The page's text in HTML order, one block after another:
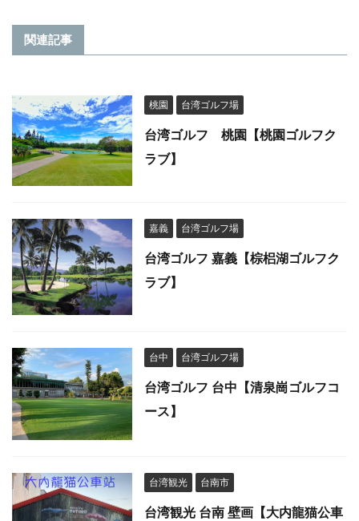
関連記事
桃園 台湾ゴルフ場
台湾ゴルフ 桃園【桃園ゴルフク
ラブ】
嘉義 台湾ゴルフ場
台湾ゴルフ 嘉義【棕梠湖ゴルフク
ラブ】
台中 台湾ゴルフ場
台湾ゴルフ 台中【清泉崗ゴルフコ
ース】
台湾観光 台南市
台湾観光 台南 壁画【大内龍猫公車